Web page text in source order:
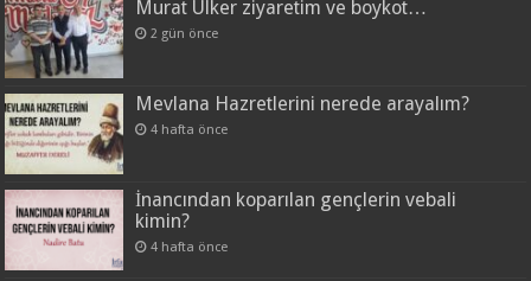
Murat Ülker ziyaretim ve boykot…
2 gün önce
Mevlana Hazretlerini nerede arayalım?
4 hafta önce
İnancından koparılan gençlerin vebali
kimin?
4 hafta önce